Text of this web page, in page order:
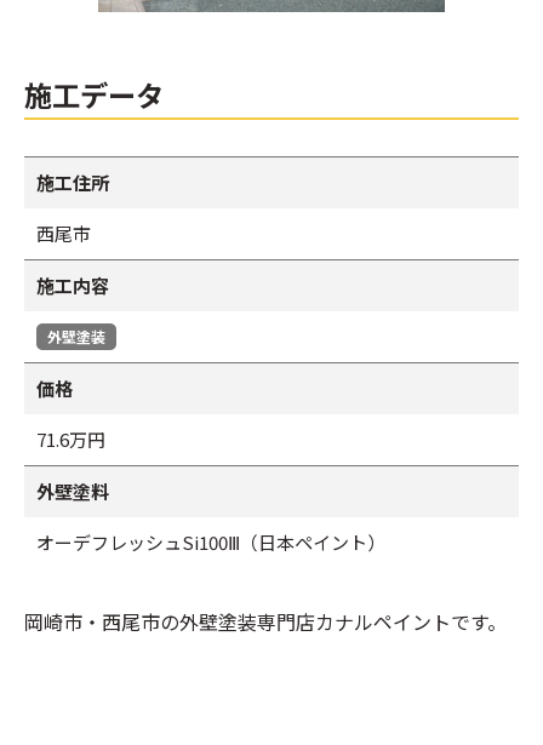
施工データ
施工住所
西尾市
施工内容
外壁塗装
価格
71.6万円
外壁塗料
オーデフレッシュSi100Ⅲ（日本ペイント）
岡崎市・西尾市の外壁塗装専門店カナルペイントです。